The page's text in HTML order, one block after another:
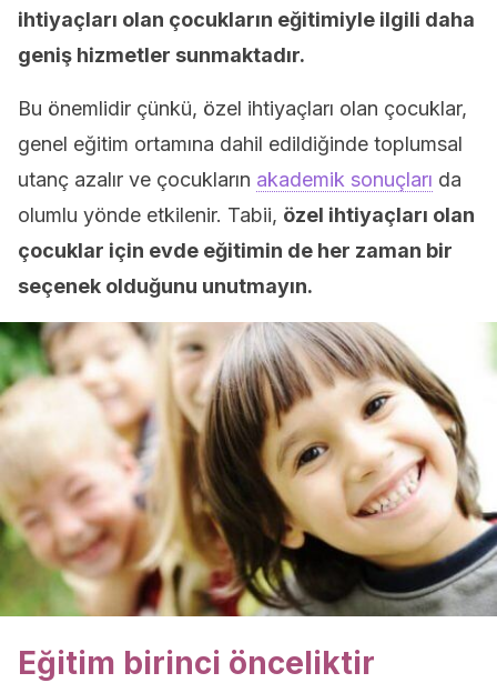
ihtiyaçları olan çocukların eğitimiyle ilgili daha
geniş hizmetler sunmaktadır.
Bu önemlidir çünkü, özel ihtiyaçları olan çocuklar,
genel eğitim ortamına dahil edildiğinde toplumsal
utanç azalır ve çocukların akademik sonuçları da
olumlu yönde etkilenir. Tabii, özel ihtiyaçları olan
çocuklar için evde eğitimin de her zaman bir
seçenek olduğunu unutmayın.
Eğitim birinci önceliktir